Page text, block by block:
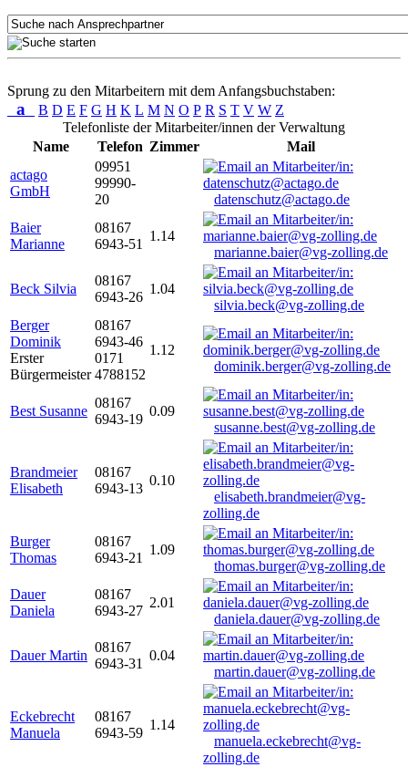
Sprung zu den Mitarbeitern mit dem Anfangsbuchstaben:
a B D E F G H K L M N O P R S T V W Z
Telefonliste der Mitarbeiter/innen der Verwaltung
Name
Telefon Zimmer
Mail
actago
GmbH
09951
99990-
20
datenschutz@actago.de
Baier
Marianne
08167
6943-51
1.14
marianne.baier@vg-zolling.de
Beck Silvia
08167
6943-26
1.04
silvia.beck@vg-zolling.de
Berger
Dominik
Erster
Bürgermeister
08167
6943-46
0171
4788152
1.12
dominik.berger@vg-zolling.de
Best Susanne
08167
6943-19
0.09
susanne.best@vg-zolling.de
Brandmeier
Elisabeth
08167
6943-13
0.10
elisabeth.brandmeier@vg-
zolling.de
Burger
Thomas
08167
6943-21
1.09
thomas.burger@vg-zolling.de
Dauer
Daniela
08167
6943-27
2.01
daniela.dauer@vg-zolling.de
Dauer Martin
08167
6943-31
0.04
martin.dauer@vg-zolling.de
Eckebrecht
Manuela
08167
6943-59
1.14
manuela.eckebrecht@vg-
zolling.de